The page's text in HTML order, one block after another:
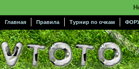
Главная Правила Турнир по очкам